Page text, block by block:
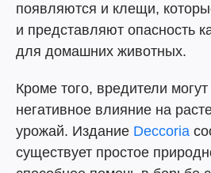
появляются и клещи,
и представляют опасность
для домашних животных.
Кроме того, вредители
негативное влияние на
урожай. Издание Deccoria
существует простое